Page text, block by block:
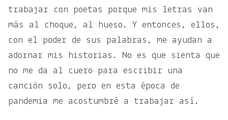
trabajar con poetas porque mis letras van
más al choque, al hueso. Y entonces, ellos,
con el poder de sus palabras, me ayudan a
adornar mis historias. No es que sienta que
no me da al cuero para escribir una
canción solo, pero en esta época de
pandemia me acostumbré a trabajar así.